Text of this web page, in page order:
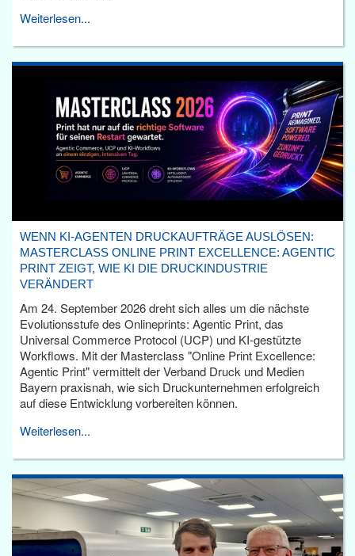
Weiterlesen...
WENN KI-AGENTEN DRUCKAUFTRÄGE AUSLÖSEN:
MASTERCLASS ONLINE PRINT EXCELLENCE: AGENTIC
PRINT ZEIGT, WIE KI DIE DRUCKINDUSTRIE
VERÄNDERT
Am 24. September 2026 dreht sich alles um die nächste
Evolutionsstufe des Onlineprints: Agentic Print, das
Universal Commerce Protocol (UCP) und KI-gestützte
Workflows. Mit der Masterclass "Online Print Excellence:
Agentic Print" vermittelt der Verband Druck und Medien
Bayern praxisnah, wie sich Druckunternehmen erfolgreich
auf diese Entwicklung vorbereiten können.
Weiterlesen...